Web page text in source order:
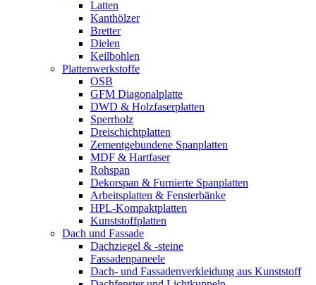
Latten
Kanthölzer
Bretter
Dielen
Keilbohlen
Plattenwerkstoffe
OSB
GFM Diagonalplatte
DWD & Holzfaserplatten
Sperrholz
Dreischichtplatten
Zementgebundene Spanplatten
MDF & Hartfaser
Rohspan
Dekorspan & Furnierte Spanplatten
Arbeitsplatten & Fensterbänke
HPL-Kompaktplatten
Kunststoffplatten
Dach und Fassade
Dachziegel & -steine
Fassadenpaneele
Dach- und Fassadenverkleidung aus Kunststoff